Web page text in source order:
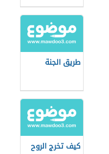
العادي
طريق الجنة
كيف تخرج الروح